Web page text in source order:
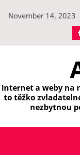
November 14, 2023
Internet a weby na
to těžko
nezbytnou